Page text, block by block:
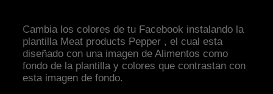
Cambia los colores de tu Facebook instalando la
plantilla Meat products Pepper , el cual esta
diseñado con una imagen de Alimentos como
fondo de la plantilla y colores que contrastan con
esta imagen de fondo.